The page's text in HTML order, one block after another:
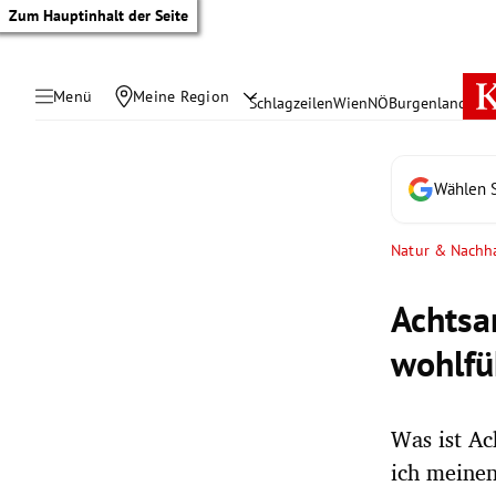
Zum Hauptinhalt der Seite
Menü Meine Region SchlagzeilenWienNÖBurgenland
Wählen
Natur &
Was ist
ich